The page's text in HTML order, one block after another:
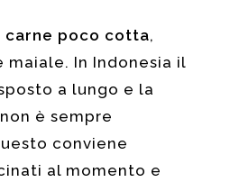
carne poco cotta,
In Indonesia il
a lungo e la
è sempre
conviene
al momento e